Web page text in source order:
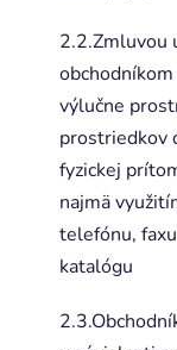
2.2.Zmluvou
výlučne
prostriedkov
fyzickej
najmä
telefónu,
katalógu